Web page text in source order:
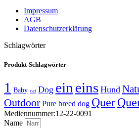
Impressum
AGB
Datenschutzerklärung
Schlagwörter
Produkt-Schlagwörter
1 Baby cat Dog ein eins Hund
Outdoor Pure breed dog Quer
Mediennummer:12-22-0091
Name